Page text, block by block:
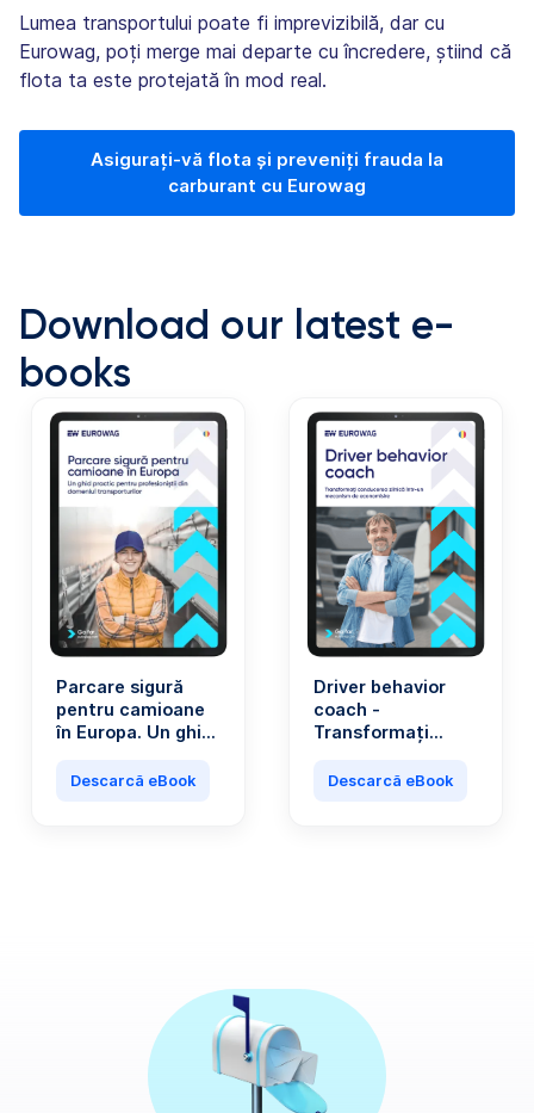
Lumea transportului poate fi imprevizibilă, dar cu
Eurowag, poți merge mai departe cu încredere, știind că
flota ta este protejată în mod real.
Asigurați-vă flota și preveniți frauda la
carburant cu Eurowag
Download our latest e-
books
Parcare sigură
pentru camioane
în Europa. Un ghid
profesioniștii din
Descarcă eBook
Driver behavior
coach -
Transformați
într-un mecanism
Descarcă eBook